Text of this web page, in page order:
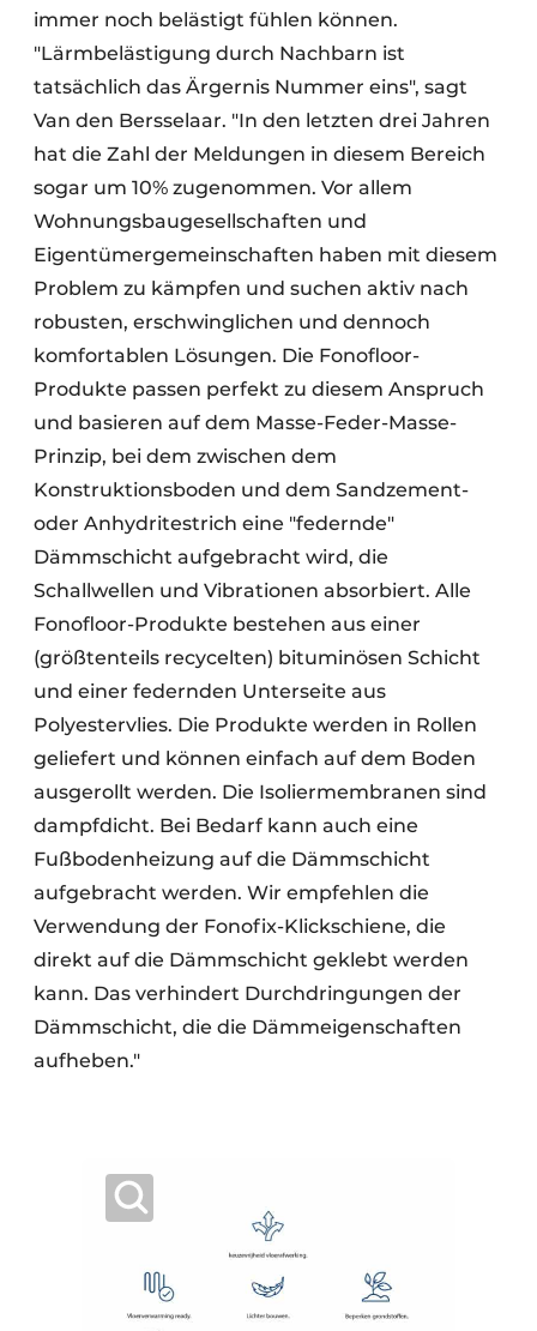
immer noch belästigt fühlen können.
"Lärmbelästigung durch Nachbarn ist
tatsächlich das Ärgernis Nummer eins", sagt
Van den Bersselaar. "In den letzten drei Jahren
hat die Zahl der Meldungen in diesem Bereich
sogar um 10% zugenommen. Vor allem
Wohnungsbaugesellschaften und
Eigentümergemeinschaften haben mit diesem
Problem zu kämpfen und suchen aktiv nach
robusten, erschwinglichen und dennoch
komfortablen Lösungen. Die Fonofloor-
Produkte passen perfekt zu diesem Anspruch
und basieren auf dem Masse-Feder-Masse-
Prinzip, bei dem zwischen dem
Konstruktionsboden und dem Sandzement-
oder Anhydritestrich eine "federnde"
Dämmschicht aufgebracht wird, die
Schallwellen und Vibrationen absorbiert. Alle
Fonofloor-Produkte bestehen aus einer
(größtenteils recycelten) bituminösen Schicht
und einer federnden Unterseite aus
Polyestervlies. Die Produkte werden in Rollen
geliefert und können einfach auf dem Boden
ausgerollt werden. Die Isoliermembranen sind
dampfdicht. Bei Bedarf kann auch eine
Fußbodenheizung auf die Dämmschicht
aufgebracht werden. Wir empfehlen die
Verwendung der Fonofix-Klickschiene, die
direkt auf die Dämmschicht geklebt werden
kann. Das verhindert Durchdringungen der
Dämmschicht, die die Dämmeigenschaften
aufheben."